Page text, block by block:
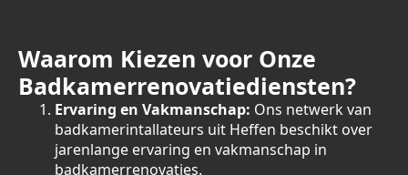
Waarom Kiezen voor Onze
Badkamerrenovatiediensten?
Ervaring en Vakmanschap: Ons netwerk van
badkamerintallateurs uit Heffen beschikt over
jarenlange ervaring en vakmanschap in
badkamerrenovaties.